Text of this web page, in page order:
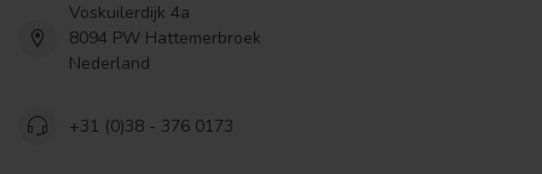
Voskuilerdijk 4a
8094 PW Hattemerbroek
Nederland
+31 (0)38 - 376 0173